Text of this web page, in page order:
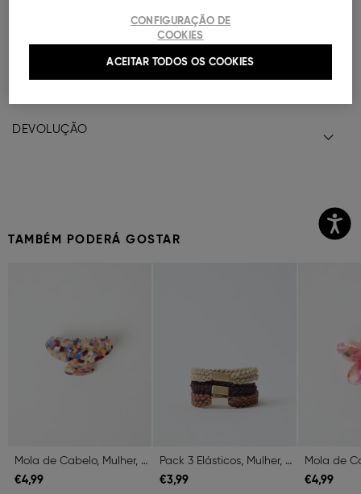
COMPOSIÇÃO E CUIDADOS A TER
ENTREGA
DEVOLUÇÃO
TAMBÉM PODERÁ GOSTAR
Mola de Cabelo, Mulher, Multicolor
€4,99
Pack 3 Elásticos, Mulher, Multicolor
€3,99 €4,99
CONFIGURAÇÃO DE
COOKIES
ACEITAR TODOS OS COOKIES